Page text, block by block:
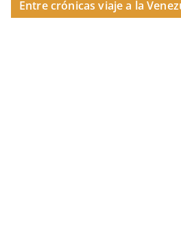
Entre crónicas viaje a la